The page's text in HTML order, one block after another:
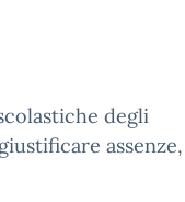
degli
assenze,